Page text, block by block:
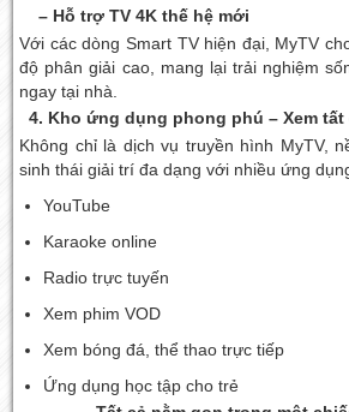
– Hỗ trợ TV 4K thế hệ mới
Với các dòng Smart TV hiện đại, MyTV
độ phân giải cao, mang lại trải nghiệm
ngay tại nhà.
4. Kho ứng dụng phong phú – Xem
Không chỉ là dịch vụ truyền hình MyTV,
sinh thái giải trí đa dạng với nhiều ứng
YouTube
Karaoke online
Radio trực tuyến
Xem phim VOD
Xem bóng đá, thể thao trực tiếp
Ứng dụng học tập cho trẻ